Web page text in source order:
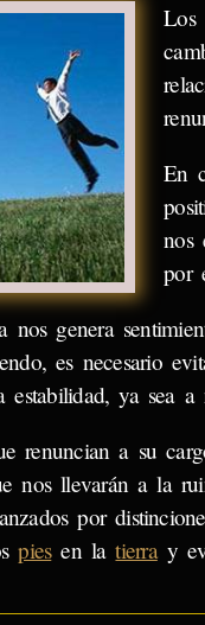
Los
En
nos
por
genera
es necesario
estabilidad, ya sea
renuncian a su
nos llevarán a la
por
piesen latierray